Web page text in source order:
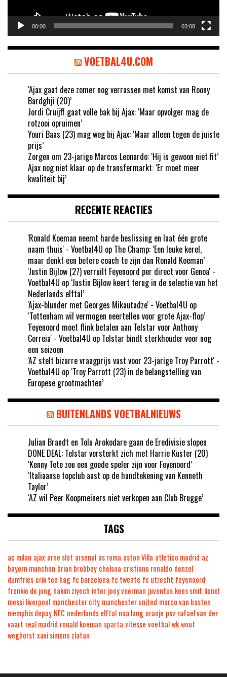
00:00 03:08
VOETBAL4U.COM
‘Ajax gaat deze zomer nog verrassen met komst van Roony
Bardghji (20)’
Jordi Cruijff gaat volle bak bij Ajax: ‘Maar opvolger mag de
rotzooi opruimen’
Youri Baas (23) mag weg bij Ajax: ‘Maar alleen tegen de juiste
prijs’
Zorgen om 23-jarige Marcos Leonardo: ‘Hij is gewoon niet fit’
Ajax nog niet klaar op de transfermarkt: ‘Er moet meer
kwaliteit bij’
RECENTE REACTIES
'Ronald Koeman neemt harde beslissing en laat één grote
naam thuis' - Voetbal4U op The Champ: ‘Een leuke kerel,
maar denkt een betere coach te zijn dan Ronald Koeman’
'Justin Bijlow (27) verruilt Feyenoord per direct voor Genoa' -
Voetbal4U op ‘Justin Bijlow keert terug in de selectie van het
Nederlands elftal’
'Ajax-blunder met Georges Mikautadze' - Voetbal4U op
‘Tottenham wil vermogen neertellen voor grote Ajax-flop’
'Feyenoord moet flink betalen aan Telstar voor Anthony
Correia' - Voetbal4U op Telstar bindt sterkhouder voor nog
een seizoen
'AZ stelt bizarre vraagprijs vast voor 23-jarige Troy Parrott' -
Voetbal4U op ‘Troy Parrott (23) in de belangstelling van
Europese grootmachten’
BUITENLANDS VOETBALNIEUWS
Julian Brandt en Tolu Arokodare gaan de Eredivisie slopen
DONE DEAL: Telstar versterkt zich met Harrie Kuster (20)
‘Kenny Tete zou een goede speler zijn voor Feyenoord’
‘Italiaanse topclub aast op de handtekening van Kenneth
Taylor’
‘AZ wil Peer Koopmeiners niet verkopen aan Club Brugge’
TAGS
ac milan ajax arne slot arsenal as roma aston Villa atletico madrid az
bayern munchen brian brobbey chelsea cristiano ronaldo denzel
dumfries erik ten hag fc barcelona fc twente fc utrecht feyenoord
frenkie de jong hakim ziyech inter joey veerman juventus kees smit lionel
messi liverpool manchester city manchester united marco van basten
memphis depay NEC nederlands elftal noa lang oranje psv rafael van der
vaart real madrid ronald koeman sparta vitesse voetbalwkwout
weghorst xavi simons zlatan